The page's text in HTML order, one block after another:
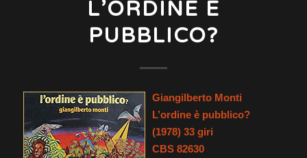
L’ORDINE È
PUBBLICO?
Giangilberto Monti
L’ordine è pubblico?
(1978) 33 giri
CBS 82630